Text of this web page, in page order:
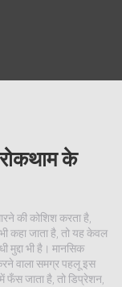
के
की कोशिश करता है,
भी कहा जाता है, तो यह केवल
भी है। मानसिक
वाला समग्र पहलूइस
फँस जाता है, तोडिप्रेशन